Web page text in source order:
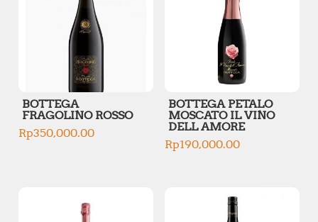
BOTTEGA
FRAGOLINO ROSSO
Rp350,000.00
BOTTEGA PETALO
MOSCATO IL VINO
DELL AMORE
Rp190,000.00